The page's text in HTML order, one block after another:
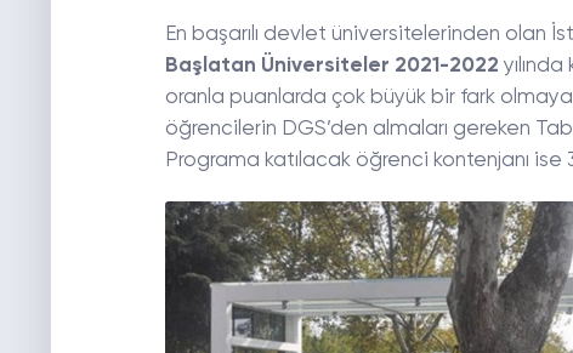
En başarılı devlet üniversitelerinden olan
Başlatan Üniversiteler 2021-2022
oranla puanlarda çok büyük bir fark
öğrencilerin DGS’den almaları gereken
Programa katılacak öğrenci kontenjanı ise